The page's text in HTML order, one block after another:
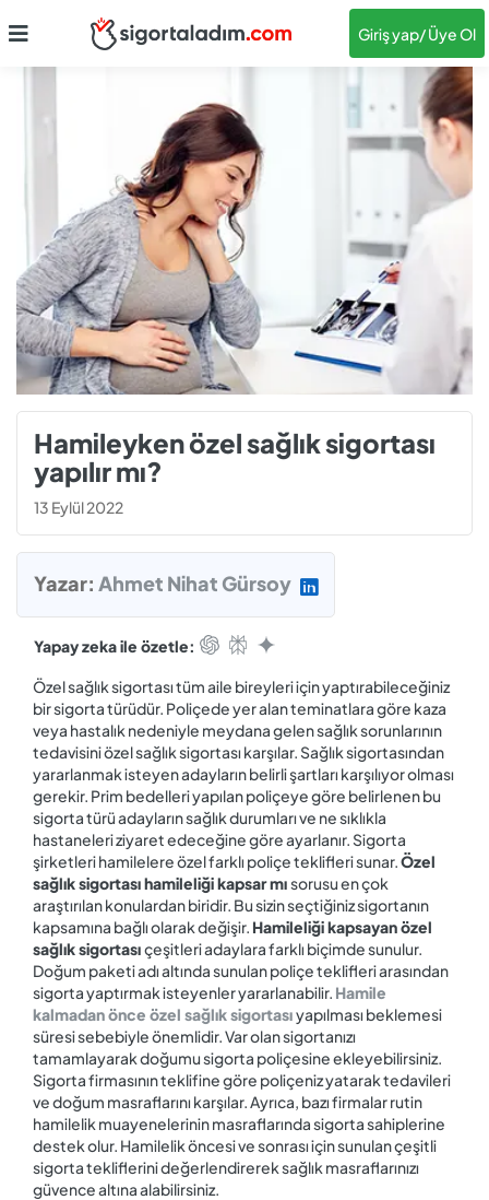
Giriş yap/ Üye Ol
Hamileyken özel sağlık sigortası
yapılır mı?
13 Eylül 2022
Yazar: Ahmet Nihat Gürsoy
Yapay zeka ile özetle:
Özel sağlık sigortası tüm aile bireyleri için yaptırabileceğiniz
bir sigorta türüdür. Poliçede yer alan teminatlara göre kaza
veya hastalık nedeniyle meydana gelen sağlık sorunlarının
tedavisini özel sağlık sigortası karşılar. Sağlık sigortasından
yararlanmak isteyen adayların belirli şartları karşılıyor olması
gerekir. Prim bedelleri yapılan poliçeye göre belirlenen bu
sigorta türü adayların sağlık durumları ve ne sıklıkla
hastaneleri ziyaret edeceğine göre ayarlanır. Sigorta
şirketleri hamilelere özel farklı poliçe teklifleri sunar.Özel‌
‌sağlık‌ ‌sigortası‌ ‌hamileliği‌ ‌kapsar‌ ‌mısorusu en çok
araştırılan konulardan biridir. Bu sizin seçtiğiniz sigortanın
kapsamına bağlı olarak değişir. Hamileliği‌ ‌kapsayan‌ ‌özel‌
‌sağlık‌ ‌sigortasıçeşitleri adaylara farklı biçimde sunulur.
Doğum paketi adı altında sunulan poliçe teklifleri arasından
sigorta yaptırmak isteyenler yararlanabilir. Hamile‌
‌kalmadan‌ ‌önce‌ ‌özel‌ ‌sağlık‌ ‌sigortasıyapılması beklemesi
süresi sebebiyle önemlidir. Var olan sigortanızı
tamamlayarak doğumu sigorta poliçesine ekleyebilirsiniz.
Sigorta firmasının teklifine göre poliçeniz yatarak tedavileri
ve doğum masraflarını karşılar. Ayrıca, bazı firmalar rutin
hamilelik muayenelerinin masraflarında sigorta sahiplerine
destek olur. Hamilelik öncesi ve sonrası için sunulan çeşitli
sigorta tekliflerini değerlendirerek sağlık masraflarınızı
güvence altına alabilirsiniz.